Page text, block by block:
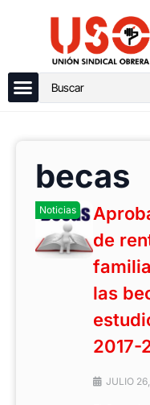
becas
Noticias
de
las
2017-
JULIO